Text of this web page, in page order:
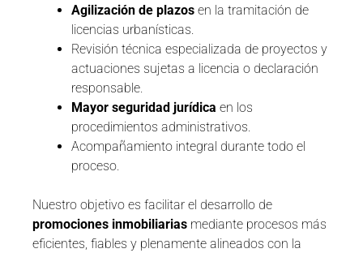
Agilización de plazos en la tramitación de
licencias urbanísticas.
Revisión técnica especializada de proyectos y
actuaciones sujetas a licencia o declaración
responsable.
Mayor seguridad jurídica en los
procedimientos administrativos.
Acompañamiento integral durante todo el
proceso.
Nuestro objetivo es facilitar el desarrollo de
promociones inmobiliarias mediante procesos más
eficientes, fiables y plenamente alineados con la